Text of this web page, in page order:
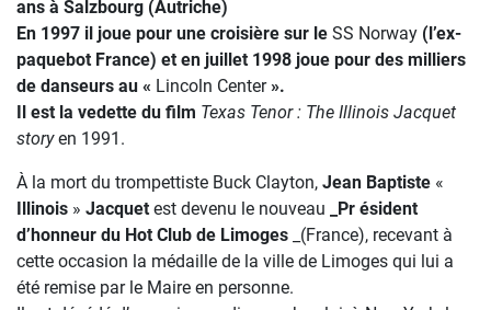
ans à Salzbourg (Autriche)
En 1997 il joue pour une croisière sur le SS Norway (l’ex-
paquebot France) et en juillet 1998 joue pour des milliers
de danseurs au « Lincoln Center».
Il est la vedette du film Texas Tenor : The Illinois Jacquet
storyen 1991.
À la mort du trompettiste Buck Clayton, Jean Baptiste «
Illinois » Jacquet est devenu le nouveau
_Pr ésident
d’honneur du Hot Club de Limoges
_(France), recevant à
cette occasion la médaille de la ville de Limoges qui lui a
été remise par le Maire en personne.